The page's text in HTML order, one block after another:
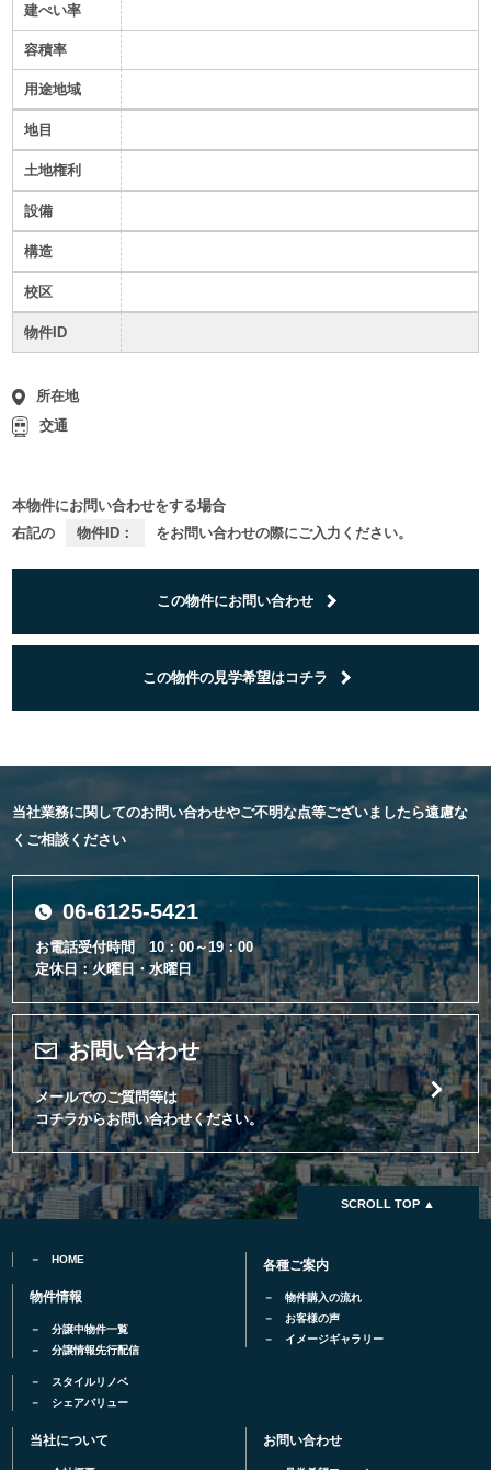
建ぺい率
容積率
用途地域
地目
土地権利
設備
構造
校区
物件ID
所在地
交通
本物件にお問い合わせをする場合
右記の
物件ID： をお問い合わせの際にご入力ください。
この物件にお問い合わせ
この物件の見学希望はコチラ
当社業務に関してのお問い合わせやご不明な点等ございましたら遠慮な
くご相談ください
06-6125-5421
お電話受付時間 10：00～19：00
定休日：火曜日・水曜日
お問い合わせ
メールでのご質問等は
コチラからお問い合わせください。
SCROLL TOP ▲
HOME
物件情報
分譲中物件一覧
分譲情報先行配信
スタイルリノベ
シェアバリュー
各種ご案内
物件購入の流れ
お客様の声
イメージギャラリー
当社について お問い合わせ